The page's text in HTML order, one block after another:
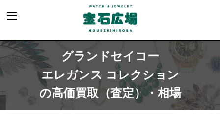
グランドセイコー
エレガンス コレクション
の高価買取（査定）・相場